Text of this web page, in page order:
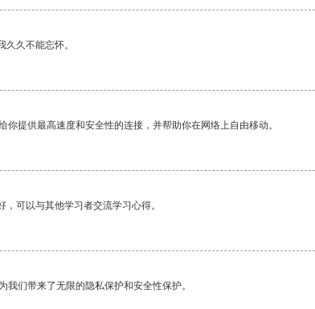
久不能忘怀。
你提供最高速度和安全性的连接，并帮助你在网络上自由移动。
可以与其他学习者交流学习心得。
我们带来了无限的隐私保护和安全性保护。